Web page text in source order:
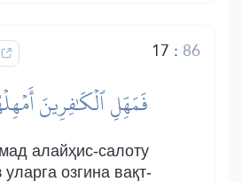
17 : 86
فَمَهِّلِ ٱلۡكَٰفِرِينَ
алайҳис-салоту
озгина вақт-